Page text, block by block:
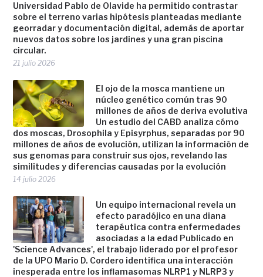
Universidad Pablo de Olavide ha permitido contrastar
sobre el terreno varias hipótesis planteadas mediante
georradar y documentación digital, además de aportar
nuevos datos sobre los jardines y una gran piscina
circular.
21 julio 2026
El ojo de la mosca mantiene un
núcleo genético común tras 90
millones de años de deriva evolutiva
Un estudio del CABD analiza cómo
dos moscas, Drosophila y Episyrphus, separadas por 90
millones de años de evolución, utilizan la información de
sus genomas para construir sus ojos, revelando las
similitudes y diferencias causadas por la evolución
14 julio 2026
Un equipo internacional revela un
efecto paradójico en una diana
terapéutica contra enfermedades
asociadas a la edad Publicado en
'Science Advances', el trabajo liderado por el profesor
de la UPO Mario D. Cordero identifica una interacción
inesperada entre los inflamasomas NLRP1 y NLRP3 y